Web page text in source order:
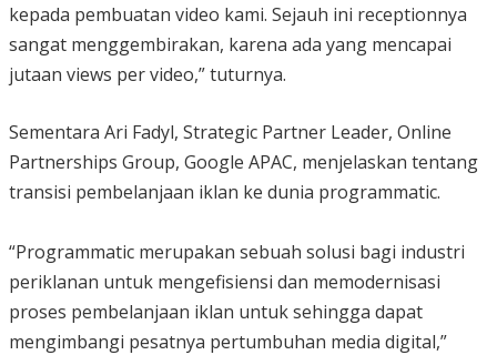
kepada pembuatan video kami. Sejauh ini receptionnya
sangat menggembirakan, karena ada yang mencapai
jutaan views per video,” tuturnya.
Sementara Ari Fadyl, Strategic Partner Leader, Online
Partnerships Group, Google APAC, menjelaskan tentang
transisi pembelanjaan iklan ke dunia programmatic.
“Programmatic merupakan sebuah solusi bagi industri
periklanan untuk mengefisiensi dan memodernisasi
proses pembelanjaan iklan untuk sehingga dapat
mengimbangi pesatnya pertumbuhan media digital,”